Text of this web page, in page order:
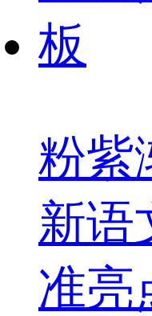
粉紫
新语
准亮